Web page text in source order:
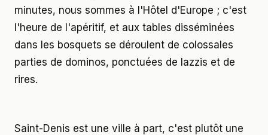
minutes, nous sommes à l'Hôtel d'Europe ; c'est
l'heure de l'apéritif, et aux tables disséminées
dans les bosquets se déroulent de colossales
parties de dominos, ponctuées de lazzis et de
rires.
Saint-Denis est une ville à part, c'est plutôt une